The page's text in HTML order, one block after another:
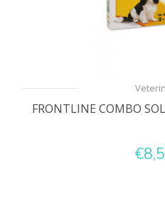
FRONTLINE COMBO